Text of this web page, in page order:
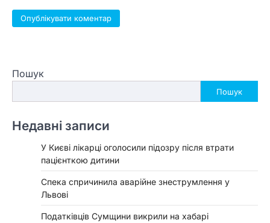
Пошук
Пошук
Недавні записи
У Києві лікарці оголосили підозру після втрати
пацієнткою дитини
Спека спричинила аварійне знеструмлення у
Львові
Податківців Сумщини викрили на хабарі